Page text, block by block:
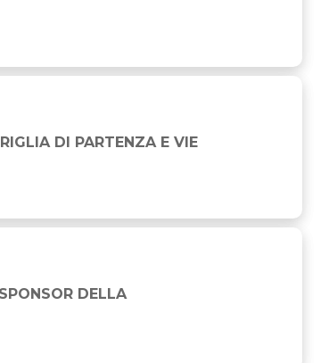
DI FUGA
DI PARTENZA E VIE
2026
DELLA